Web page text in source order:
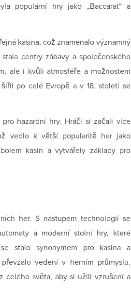
populární hry jako „Baccarat“ a
kasina, což znamenalo významný
centry zábavy a společenského
ale i kvůli atmosféře a možnostem
po celé Evropě a v 18. století se
hazardní hry. Hráči si začali více
vedlo k větší popularitě her jako
kasin a vytvářely základy pro
her. S nástupem technologií se
a moderní stolní hry, které
stalo synonymem pro kasina a
vedení v herním průmyslu.
celého světa, aby si užili vzrušení a